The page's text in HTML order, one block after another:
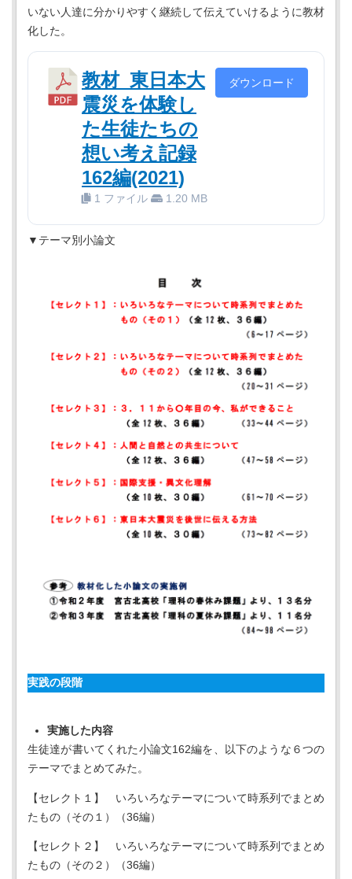
いない人達に分かりやすく継続して伝えていけるように教材
化した。
教材_東日本大
震災を体験し
た生徒たちの
想い考え記録
162編(2021)
1 ファイル 1.20 MB
ダウンロード
▼テーマ別小論文
実践の段階
実施した内容
生徒達が書いてくれた小論文162編を、以下のような６つの
テーマでまとめてみた。
【セレクト１】 いろいろなテーマについて時系列でまとめ
たもの（その１）（36編）
【セレクト２】 いろいろなテーマについて時系列でまとめ
たもの（その２）（36編）